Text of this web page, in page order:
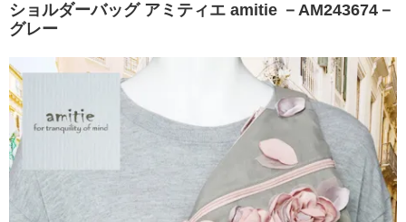
ショルダーバッグ アミティエ amitie －AM243674－
グレー